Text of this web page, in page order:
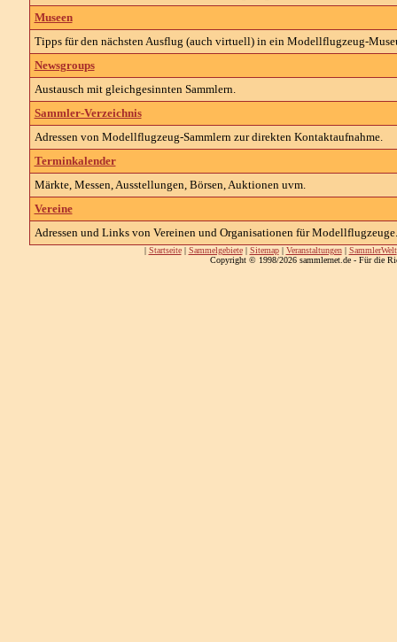
Museen
Tipps für den nächsten Ausflug (auch virtuell) in ein Modellflugzeug-
Newsgroups
Austausch mit gleichgesinnten Sammlern.
Sammler-Verzeichnis
Adressen von Modellflugzeug-Sammlern zur direkten Kontaktaufnahme.
Terminkalender
Märkte, Messen, Ausstellungen, Börsen, Auktionen uvm.
Vereine
Adressen und Links von Vereinen und Organisationen für Modellflugzeuge.
| Startseite| Sammelgebiete| Sitemap| Veranstaltungen| SammlerWelt
Copyright © 1998/2026 sammlernet.de - Für die